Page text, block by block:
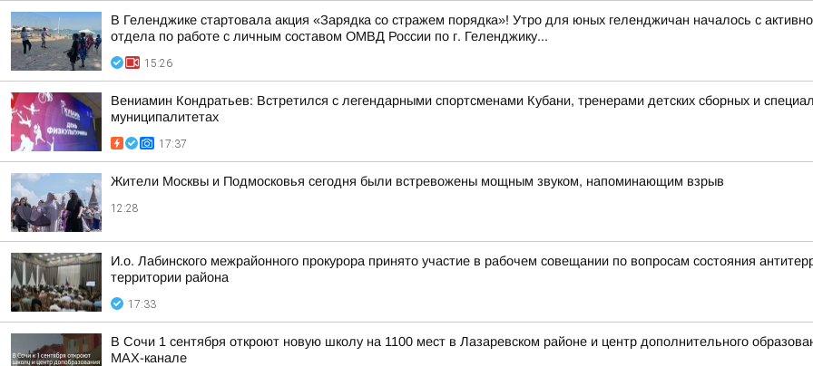
В Геленджике стартовала акция «Зарядка со стражем порядка»! Утро для юных геленджичан началось с
отдела по работе с личным составом ОМВД России по г. Геленджику...
15:26
Вениамин Кондратьев: Встретился с легендарными спортсменами Кубани, тренерами детских сборных и
муниципалитетах
17:37
Жители Москвы и Подмосковья сегодня были встревожены мощным звуком, напоминающим взрыв
12:28
И.о. Лабинского межрайонного прокурора принято участие в рабочем совещании по вопросам состояния
территории района
17:33
В Сочи 1 сентября откроют новую школу на 1100 мест в Лазаревском районе и центр дополнительного
MAX-канале